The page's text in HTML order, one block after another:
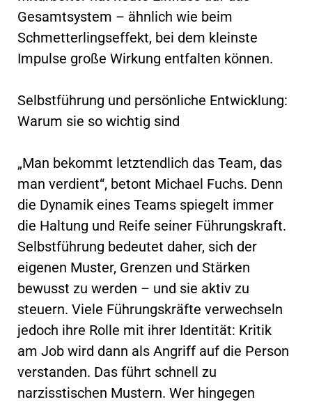
Gesamtsystem – ähnlich wie beim
Schmetterlingseffekt, bei dem kleinste
Impulse große Wirkung entfalten können.
Selbstführung und persönliche Entwicklung:
Warum sie so wichtig sind
„Man bekommt letztendlich das Team, das
man verdient“, betont Michael Fuchs. Denn
die Dynamik eines Teams spiegelt immer
die Haltung und Reife seiner Führungskraft.
Selbstführung bedeutet daher, sich der
eigenen Muster, Grenzen und Stärken
bewusst zu werden – und sie aktiv zu
steuern. Viele Führungskräfte verwechseln
jedoch ihre Rolle mit ihrer Identität: Kritik
am Job wird dann als Angriff auf die Person
verstanden. Das führt schnell zu
narzisstischen Mustern. Wer hingegen